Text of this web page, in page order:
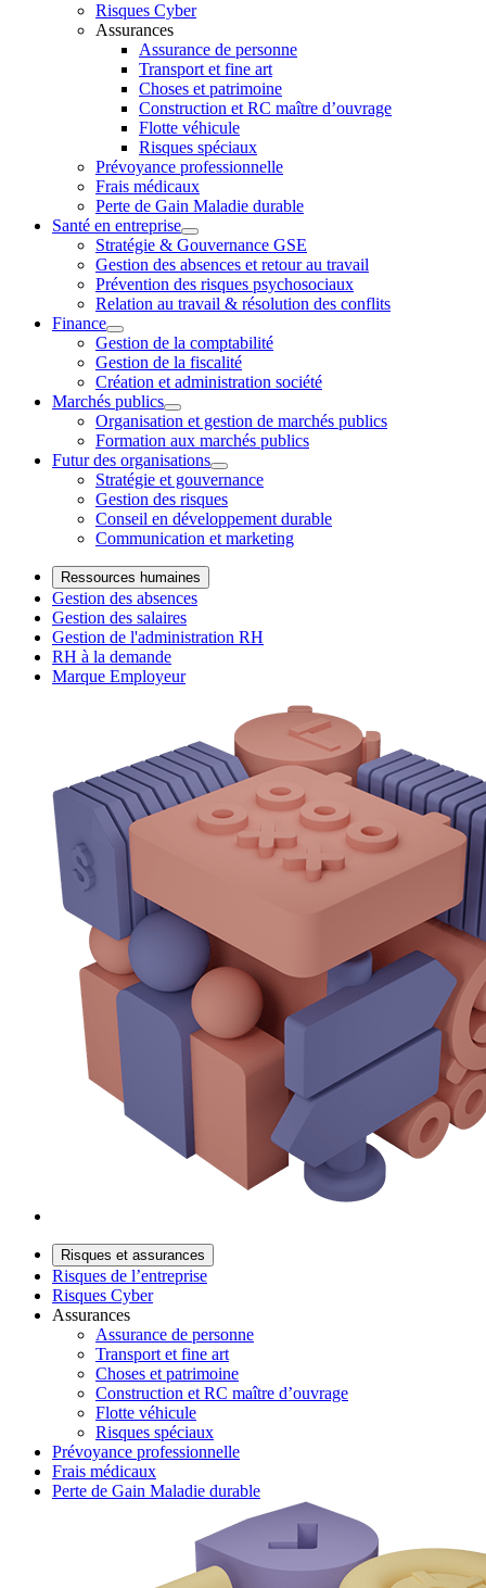
Risques Cyber
Assurances
Assurance de personne
Transport et fine art
Choses et patrimoine
Construction et RC maître d’ouvrage
Flotte véhicule
Risques spéciaux
Prévoyance professionnelle
Frais médicaux
Perte de Gain Maladie durable
Santé en entreprise
Stratégie & Gouvernance GSE
Gestion des absences et retour au travail
Prévention des risques psychosociaux
Relation au travail & résolution des conflits
Finance
Gestion de la comptabilité
Gestion de la fiscalité
Création et administration société
Marchés publics
Organisation et gestion de marchés publics
Formation aux marchés publics
Futur des organisations
Stratégie et gouvernance
Gestion des risques
Conseil en développement durable
Communication et marketing
Ressources humaines
Gestion des absences
Gestion des salaires
Gestion de l'administration RH
RH à la demande
Marque Employeur
Risques et assurances
Risques de l’entreprise
Risques Cyber
Assurances
Assurance de personne
Transport et fine art
Choses et patrimoine
Construction et RC maître d’ouvrage
Flotte véhicule
Risques spéciaux
Prévoyance professionnelle
Frais médicaux
Perte de Gain Maladie durable